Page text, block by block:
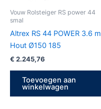
Vouw Rolsteiger RS power 44
smal
Altrex RS 44 POWER 3.6 m
Hout Ø150 185
€ 2.245,76
Toevoegen aan
winkelwagen